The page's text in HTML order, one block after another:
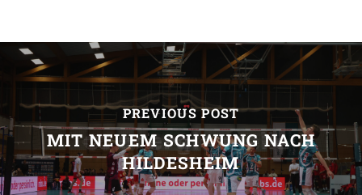
PREVIOUS POST
MIT NEUEM SCHWUNG NACH
HILDESHEIM